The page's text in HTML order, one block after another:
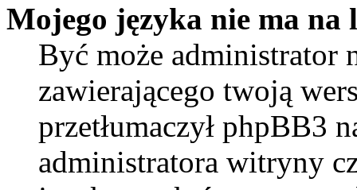
Mojego języka nie ma na
Być może administrator
zawierającego twoją
przetłumaczył phpBB3
administratora witryny